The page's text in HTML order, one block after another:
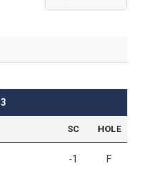
3
SC HOLE
-1 F